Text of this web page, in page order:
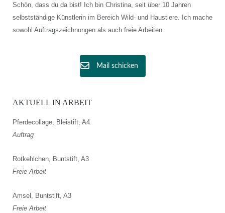
Schön, dass du da bist! Ich bin Christina, seit über 10 Jahren
selbstständige Künstlerin im Bereich Wild- und Haustiere. Ich mache
sowohl Auftragszeichnungen als auch freie Arbeiten.
Mail schicken
AKTUELL IN ARBEIT
Pferdecollage, Bleistift, A4
Auftrag
Rotkehlchen, Buntstift, A3
Freie Arbeit
Amsel, Buntstift, A3
Freie Arbeit